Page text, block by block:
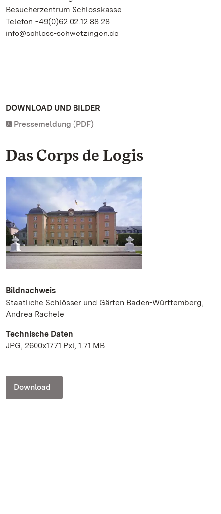
Besucherzentrum Schlosskasse
Telefon +49(0)62 02.12 88 28
info@schloss-schwetzingen.de
DOWNLOAD UND BILDER
Pressemeldung (PDF)
Das Corps de Logis
Bildnachweis
Staatliche Schlösser und Gärten Baden-Württemberg,
Andrea Rachele
Technische Daten
JPG, 2600x1771 Pxl, 1.71 MB
Download